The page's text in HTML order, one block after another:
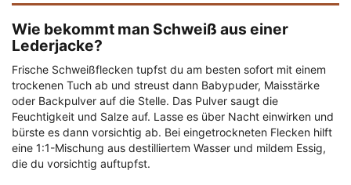
Wie bekommt man Schweiß aus einer
Lederjacke?
Frische Schweißflecken tupfst du am besten sofort mit einem
trockenen Tuch ab und streust dann Babypuder, Maisstärke
oder Backpulver auf die Stelle. Das Pulver saugt die
Feuchtigkeit und Salze auf. Lasse es über Nacht einwirken und
bürste es dann vorsichtig ab. Bei eingetrockneten Flecken hilft
eine 1:1-Mischung aus destilliertem Wasser und mildem Essig,
die du vorsichtig auftupfst.